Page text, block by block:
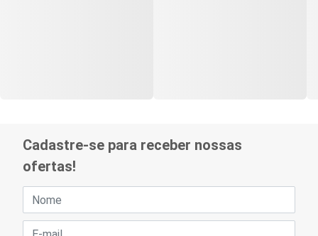
Cadastre-se para receber nossas
ofertas!